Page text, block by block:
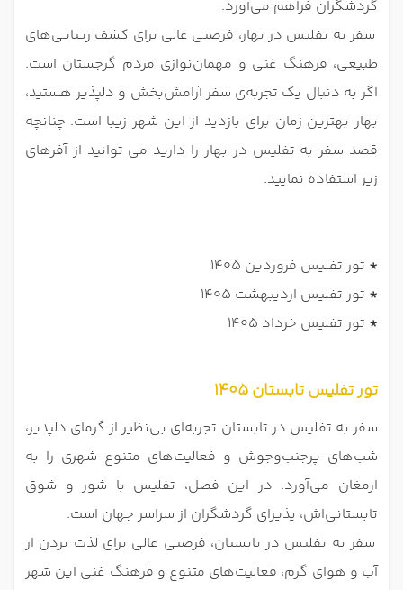
گردشگران فراهم می‌آورد.
سفر به تفلیس در بهار، فرصتی عالی برای کشف زیبایی‌های
طبیعی، فرهنگ غنی و مهمان‌نوازی مردم گرجستان است.
اگر به دنبال یک تجربه‌ی سفر آرامش‌بخش و دلپذیر هستید،
بهار بهترین زمان برای بازدید از این شهر زیبا است. چنانچه
قصد سفر به تفلیس در بهار را دارید می توانید از آفرهای
زیر استفاده نمایید.
* تور تفلیس فروردین 1405
* تور تفلیس اردیبهشت 1405
* تور تفلیس خرداد 1405
تور تفلیس تابستان 1405
سفر به تفلیس در تابستان تجربه‌ای بی‌نظیر از گرمای دلپذیر،
شب‌های پرجنب‌وجوش و فعالیت‌های متنوع شهری را به
ارمغان می‌آورد. در این فصل، تفلیس با شور و شوق
تابستانی‌اش، پذیرای گردشگران از سراسر جهان است.
سفر به تفلیس در تابستان، فرصتی عالی برای لذت بردن از
آب و هوای گرم، فعالیت‌های متنوع و فرهنگ غنی این شهر